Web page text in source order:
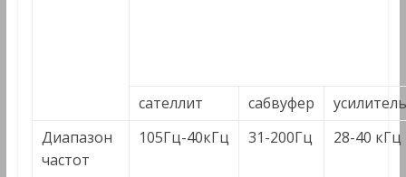
сателлит сабвуфер
усилитель
Диапазон
частот
105Гц-40кГц 31-200Гц 28-40 кГц